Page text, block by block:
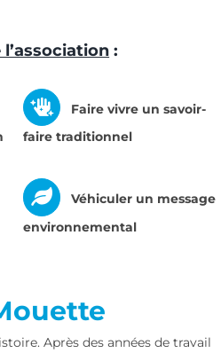
:
Faire vivre un savoir-
faire traditionnel
Véhiculer un message
environnemental
Après des années de travail